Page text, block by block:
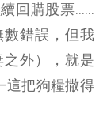
回購股票……
錯誤，但我
外），就是
這把狗糧撒得